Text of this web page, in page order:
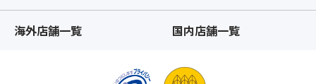
海外店舗一覧 国内店舗一覧